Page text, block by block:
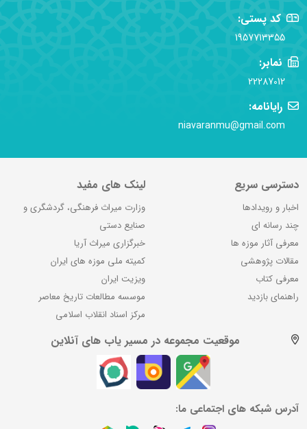
کد پستی:
1957713355
نمابر:
22287012
رایانامه:
niavaranmu@gmail.com
دسترسی سریع
اخبار و رویدادها
چند رسانه ای
معرفی آثار موزه ها
مقالات پژوهشی
معرفی کتاب
راهنمای بازدید
لینک های مفید
وزارت میراث فرهنگی، گردشگری و
صنایع دستی
خبرگزاری میراث آریا
کمیته ملی موزه های ایران
ویزیت ایران
موسسه مطالعات تاریخ معاصر
مرکز اسناد انقلاب اسلامی
موقعیت مجموعه در مسیر یاب های آنلاین
آدرس شبکه های اجتماعی ما: